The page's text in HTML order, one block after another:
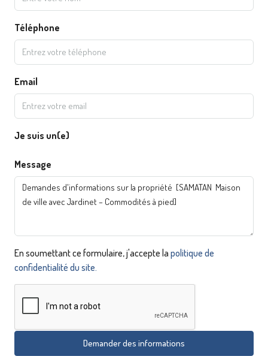
Téléphone
Email
Je suis un(e)
Message
En soumettant ce formulaire, j'accepte la politique de
confidentialité du site.
Demander des informations